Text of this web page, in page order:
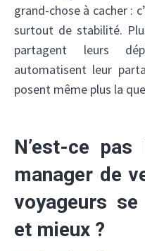
grand-chose à cacher :
surtout de stabilité.
partagent leurs
automatisent leur
posent même plus la
N’est-ce
manager de
voyageurs
et mieux ?